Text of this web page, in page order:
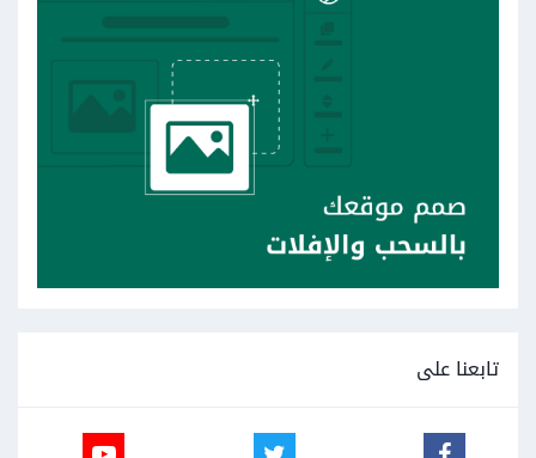
تابعنا على